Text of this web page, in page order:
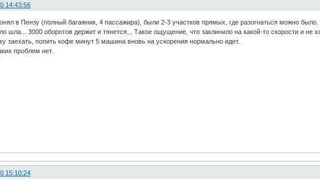
14:43:56
в Пензу (полный багажник, 4 пассажира), были 2-3 участков прямых, где разогнаться можно
шла... 3000 оборотов держит и тянется... Такое ощущение, что заклинило на какой-то скорости и не
заехать, попить кофе минут 5 машина вновь на ускорения нормально идет.
проблем нет.
15:10:24